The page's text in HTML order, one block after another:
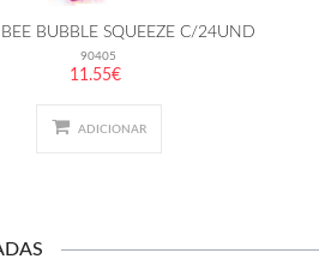
BUBBLE SQUEEZE C/24UND
90405
11.55€
ADICIONAR